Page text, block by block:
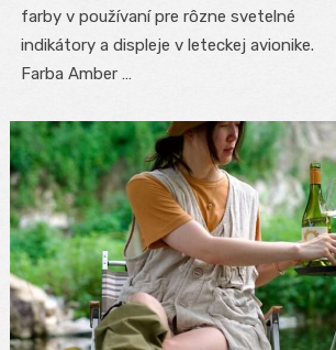
farby v používaní pre rôzne svetelné
indikátory a displeje v leteckej avionike.
Farba Amber …